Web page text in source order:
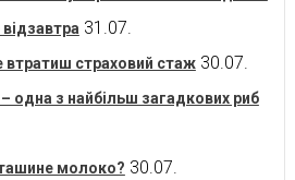
31.07.
втратиш страховий стаж 30.07.
одна з найбільш загадкових риб
молоко? 30.07.